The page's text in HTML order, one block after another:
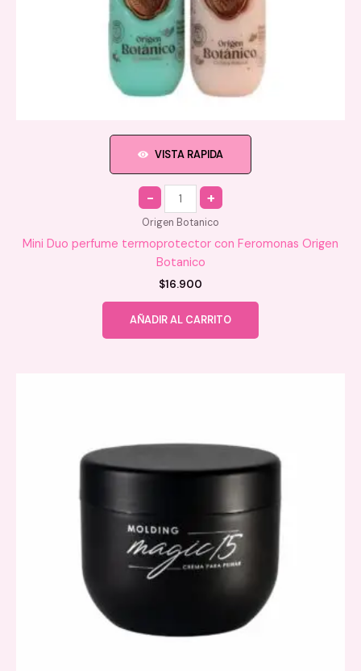
VISTA RAPIDA
Quantity
Origen Botanico
Mini Duo perfume termoprotector con Feromonas Origen
Botanico
$16.900
AÑADIR AL CARRITO